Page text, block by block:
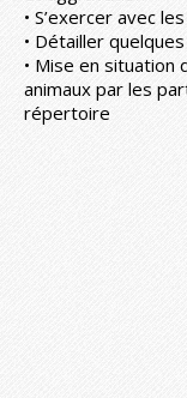
• S’exercer avec
• Détailler
• Mise en situation
animaux par les
répertoire